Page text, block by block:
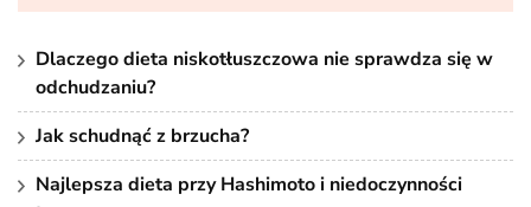
Dlaczego dieta niskotłuszczowa nie sprawdza się w
odchudzaniu?
Jak schudnąć z brzucha?
Najlepsza dieta przy Hashimoto i niedoczynności